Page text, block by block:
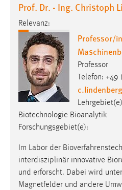
Prof. Dr. - Ing. Christoph
Relevanz:
Professor/
Professor
Telefon: +49
Biotechnologie Bioanalytik
Forschungsgebiet(e):
Im Labor der
interdisziplinär innovative
und erforscht. Dabei wird
Magnetfelder und andere